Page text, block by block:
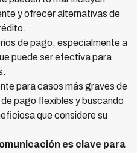
y ofrecer alternativas de
de pago, especialmente a
puede ser efectiva para
para casos más graves de
pago flexibles y buscando
que considere su
es clave para